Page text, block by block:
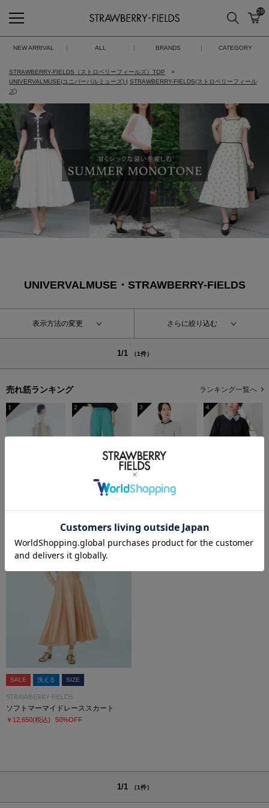
STRAWBERRY-FIELDS
検索 カ
28
NEW ARRIVAL ALL BRANDS CATEGORY
STRAWBERRY-FIELDS（ストロベリーフィールズ）TOP
UNIVERVALMUSE(ユニバーバルミューズ) | STRAWBERRY-FIELDS(ストロベリーフィール
ズ)
UNIVERVALMUSE・STRAWBERRY-FIELDS
表示方法の変更 さらに絞り込む
1/1 （1件）
売れ筋ランキング ランキング一覧へ
1 2
50%OFF
3
￥16,50050%OFF
4
SALE 洗える SIZE
STRAWBERRY-FIELDS
ソフトマーマイドレーススカート
￥12,650(税込) 50%OFF
1/1 （1件）